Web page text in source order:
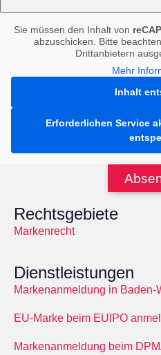
Sie müssen den Inhalt von
abzuschicken. Bitte
Drittanbietern
Mehr
Inhalt
Erforderlichen Service
Rechtsgebiete
Markenrecht
Dienstleistungen
Markenanmeldung in Baden-
EU-Marke beim EUIPO
Markenanmeldung beim